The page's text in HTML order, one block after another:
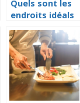
Quels sont les
endroits idéals
l’organisation
parfaite d’un
séminaire ?